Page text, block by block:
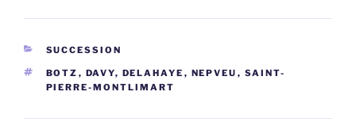
CATÉGORIES
SUCCESSION
ÉTIQUETTES
BOTZ , DAVY, DELAHAYE , NEPVEU , SAINT-
PIERRE-MONTLIMART